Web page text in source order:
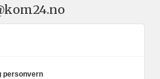
personvern